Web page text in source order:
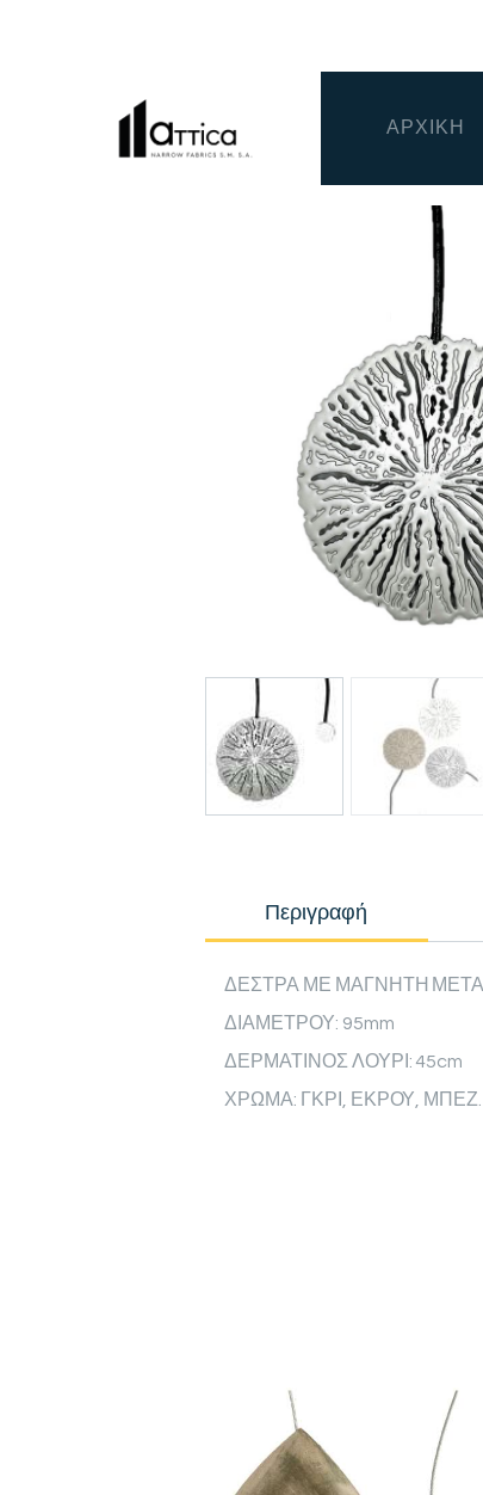
ΑΡΧΙΚΗ
Περιγραφή
ΔΕΣΤΡΑ ΜΕ ΜΑΓΝΗΤΗ
ΔΙΑΜΕΤΡΟΥ: 95mm
ΔΕΡΜΑΤΙΝΟΣ ΛΟΥΡΙ: 45cm
ΧΡΩΜΑ: ΓΚΡΙ, ΕΚΡΟΥ, ΜΠΕΖ.